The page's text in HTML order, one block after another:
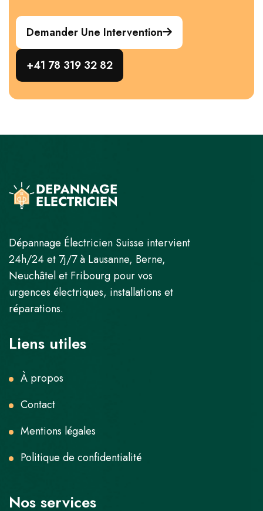
Demander Une Intervention
+41 78 319 32 82
Dépannage Électricien Suisse intervient
24h/24 et 7j/7 à Lausanne, Berne,
Neuchâtel et Fribourg pour vos
urgences électriques, installations et
réparations.
Liens utiles
À propos
Contact
Mentions légales
Politique de confidentialité
Nos services